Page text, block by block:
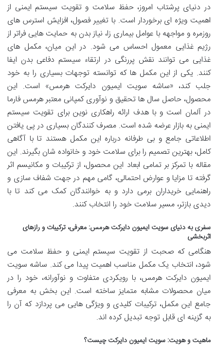
در دنیای پرشتاب امروز، حفظ سلامت و تقویت سیستم ایمنی از
اهمیت ویژه ای برخوردار است. با تغییر فصول، افزایش استرس های
روزمره و مواجهه با عوامل بیماری زا، نیاز بدن به حمایت هایی فراتر از
رژیم غذایی معمول احساس می شود. در این میان، مکمل های
غذایی می توانند نقش پررنگی در ارتقاء سیستم دفاعی بدن ایفا
کنند. یکی از این مکمل ها که توانسته توجهات بسیاری را به خود
جلب کند، «ساشه سویت ایمیون دایرکت هرمس» است. این
محصول، حاصل سال ها تحقیق و نوآوری کمپانی معتبر هرمس فارما
در آلمان است و با هدف ارائه راهکاری نوین برای تقویت سیستم
ایمنی به بازار عرضه شده است. مصرف کنندگان بسیاری در پی یافتن
اطلاعاتی جامع و بی طرفانه درباره این مکمل هستند تا با آگاهی
کامل، بهترین تصمیم را برای سلامت خود و خانواده شان بگیرند. این
مقاله با تمرکز بر تمامی ابعاد این محصول، از ترکیبات و مکانیسم اثر
گرفته تا مزایا و عوارض احتمالی، گامی مهم در جهت شفاف سازی و
راهنمایی خریداران برمی دارد و به خوانندگان کمک می کند تا با
دیدی بازتر، مسیر سلامت خود را انتخاب کنند.
سفری به دنیای سویت ایمیون دایرکت هرمس: معرفی، ترکیبات و رازهای
اثربخشی
هنگامی که صحبت از تقویت سیستم ایمنی و حفظ سلامت می
شود، انتخاب یک مکمل مناسب اهمیت پیدا می کند. ساشه سویت
ایمیون دایرکت هرمس، با رویکردی متفاوت و نوآورانه، خود را در
میان محصولات مشابه متمایز ساخته است. این بخش به معرفی
جامع این مکمل، ترکیبات کلیدی و ویژگی هایی می پردازد که آن را
به گزینه ای قابل توجه تبدیل کرده اند.
ماهیت و هویت: سویت ایمیون دایرکت چیست؟